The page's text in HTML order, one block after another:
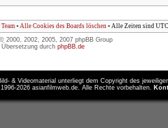
Team • Alle Cookies des Boards löschen • Alle Zeiten sind
© 2000, 2002, 2005, 2007 phpBB Group
Übersetzung durch phpBB.de
& Videomaterial unterliegt dem Copyright des
2026 asianfilmweb.de. Alle Rechte vorbehalten.